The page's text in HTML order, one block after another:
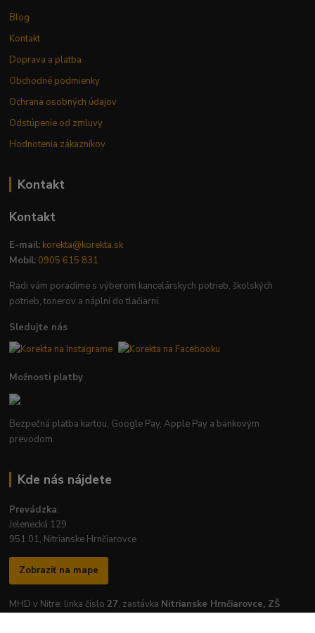
Blog
Kontakt
Doprava a platba
Obchodné podmienky
Ochrana osobných údajov
Odstúpenie od zmluvy
Hodnotenia zákazníkov
Kontakt
Kontakt
E-mail: korekta@korekta.sk
Mobil: 0905 615 831
Radi vám poradíme s výberom kancelárskych potrieb, školských
potrieb, tonerov a náplní do tlačiarní.
Sledujte nás
Možnosti platby
Bezpečná platba kartou, Google Pay, Apple Pay a bankovým
prevodom.
Kde nás nájdete
Prevádzka:
Jelenecká 129
951 01, Nitrianske Hrnčiarovce
Zobraziť na mape
MHD v Nitre: linka číslo 27, zastávka Nitrianske Hrnčiarovce, ZŠ